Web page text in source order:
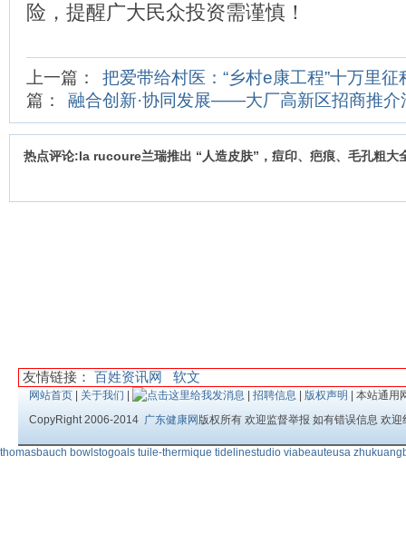
险，提醒广大民众投资需谨慎！
上一篇：
把爱带给村医：“乡村e康工程”十万里
篇：
融合创新·协同发展——大厂高新区招商推介
热点评论:la rucoure兰瑞推出 “人造皮肤”，痘印、疤痕、毛孔粗大
友情链接： 百姓资讯网 软文
网站首页 关于我们 招聘信息 版权声明
| 本站通用
CopyRight 2006-2014 广东健康网 版权所有 欢迎监督举报 如有错误信息 欢迎
thomasbauch bowlstogoals tuile-thermique tidelinestudio viabeauteusa